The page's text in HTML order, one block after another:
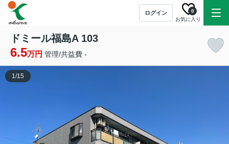
ログイン
お気に入り
0
ドミール福島A 103
6.5万円 管理/共益費 -
1/15